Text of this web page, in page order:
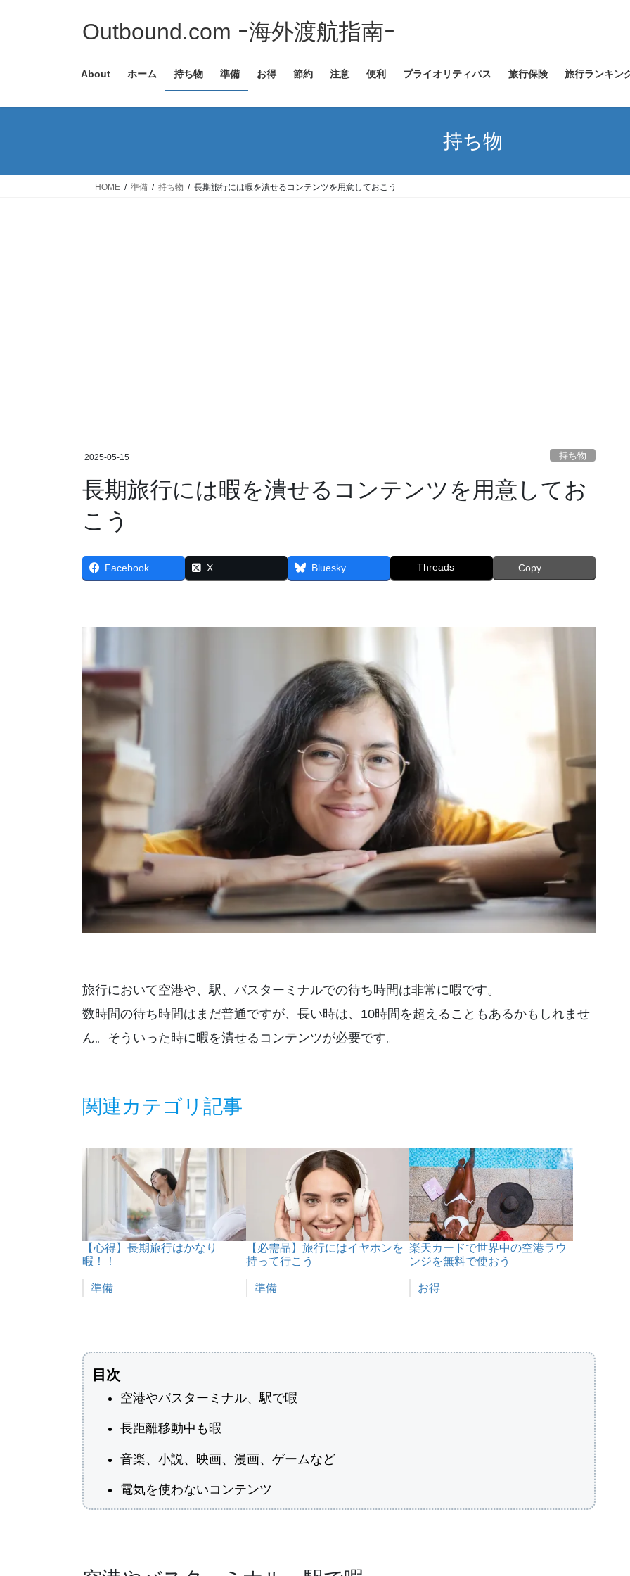
ス
ン
Outbound.com ｰ海外渡航指南ｰ
About ホーム 持ち物 準備 お得 節約 注意 便利 プライオリティパス 旅行保険 旅行ランキン
持ち物
HOME 準備 持ち物 長期旅行には暇を潰せるコンテンツを用意しておこう
2025-05-15 持ち物
長期旅行には暇を潰せるコンテンツを用意してお
こう
Facebook X Bluesky Threads Copy
旅行において空港や、駅、バスターミナルでの待ち時間は非常に暇です。
数時間の待ち時間はまだ普通ですが、長い時は、10時間を超えることもあるかもしれませ
ん。そういった時に暇を潰せるコンテンツが必要です。
関連カテゴリ記事
【心得】長期旅行はかなり
暇！！
関連理由
準備
【必需品】旅行にはイヤホンを
持って行こう
関連理由
準備
楽天カードで世界中の空港ラウ
ンジを無料で使おう
関連理由
お得
目次
空港やバスターミナル、駅で暇
長距離移動中も暇
音楽、小説、映画、漫画、ゲームなど
電気を使わないコンテンツ